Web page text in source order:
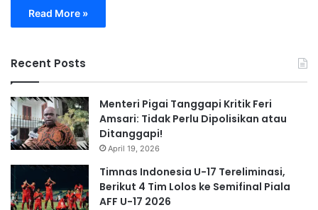
Read More »
Recent Posts
Menteri Pigai Tanggapi Kritik Feri
Amsari: Tidak Perlu Dipolisikan atau
Ditanggapi!
April 19, 2026
Timnas Indonesia U-17 Tereliminasi,
Berikut 4 Tim Lolos ke Semifinal Piala
AFF U-17 2026